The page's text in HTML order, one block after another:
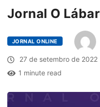
Jornal O
JORNAL ONLINE
27 de setembro de 2022
1 minute read